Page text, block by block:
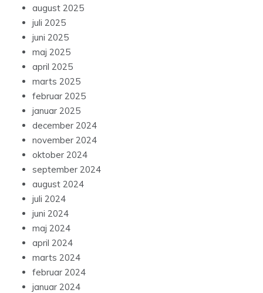
august 2025
juli 2025
juni 2025
maj 2025
april 2025
marts 2025
februar 2025
januar 2025
december 2024
november 2024
oktober 2024
september 2024
august 2024
juli 2024
juni 2024
maj 2024
april 2024
marts 2024
februar 2024
januar 2024